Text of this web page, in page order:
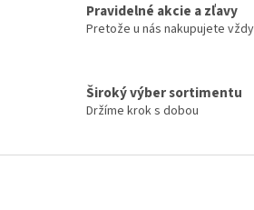
v
ý
s
u
Pravidelné akcie a zľavy
Pretože u nás nakupujete
Široký výber sortimentu
Držíme krok s dobou